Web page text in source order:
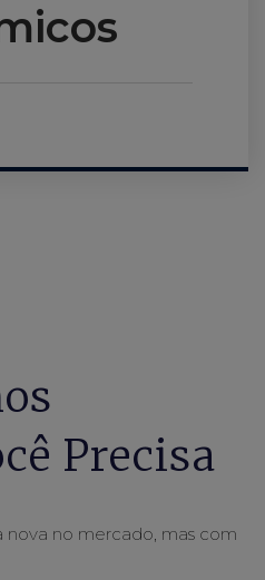
Precisa
nova no mercado, mas com